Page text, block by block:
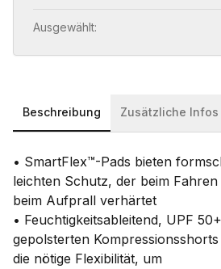
Ausgewählt:
Beschreibung Zusätzliche Infos
• SmartFlex™-Pads bieten
leichten Schutz, der beim
beim Aufprall verhärtet
• Feuchtigkeitsableitend, UPF
gepolsterten
die nötige Flexibilität, um